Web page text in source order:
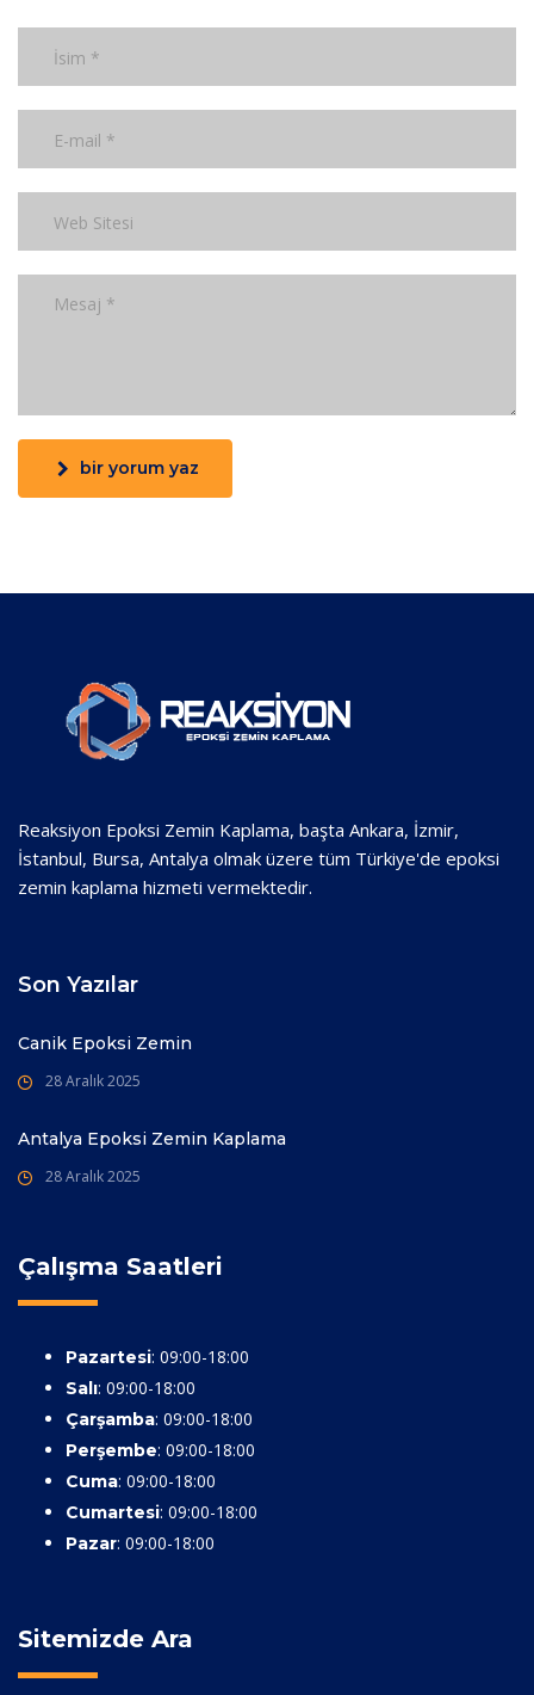
bir yorum yaz
Reaksiyon Epoksi Zemin Kaplama, başta Ankara, İzmir,
İstanbul, Bursa, Antalya olmak üzere tüm Türkiye'de epoksi
zemin kaplama hizmeti vermektedir.
Son Yazılar
Canik Epoksi Zemin
28 Aralık 2025
Antalya Epoksi Zemin Kaplama
28 Aralık 2025
Çalışma Saatleri
Pazartesi: 09:00-18:00
Salı: 09:00-18:00
Çarşamba: 09:00-18:00
Perşembe: 09:00-18:00
Cuma: 09:00-18:00
Cumartesi: 09:00-18:00
Pazar: 09:00-18:00
Sitemizde Ara